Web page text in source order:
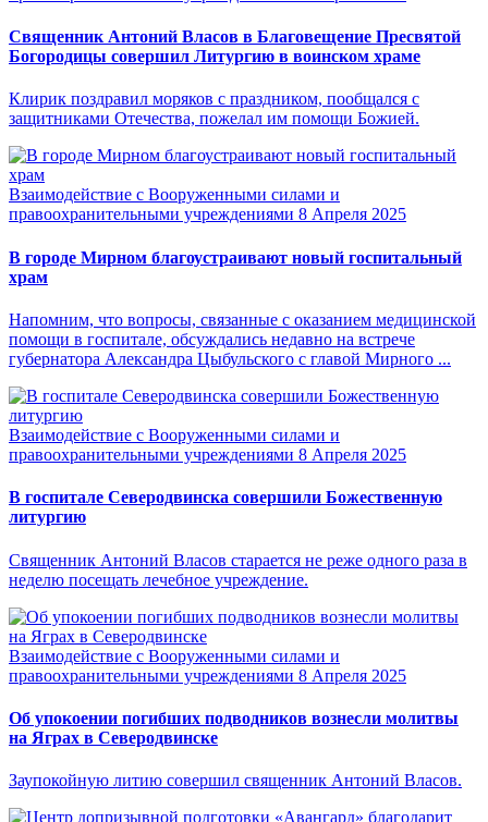
Священник Антоний Власов в Благовещение Пресвятой
Богородицы совершил Литургию в воинском храме
Клирик поздравил моряков с праздником, пообщался с
защитниками Отечества, пожелал им помощи Божией.
Взаимодействие с Вооруженными силами и
правоохранительными учреждениями 8 Апреля 2025
В городе Мирном благоустраивают новый госпитальный
храм
Напомним, что вопросы, связанные с оказанием медицинской
помощи в госпитале, обсуждались недавно на встрече
губернатора Александра Цыбульского с главой Мирного ...
Взаимодействие с Вооруженными силами и
правоохранительными учреждениями 8 Апреля 2025
В госпитале Северодвинска совершили Божественную
литургию
Священник Антоний Власов старается не реже одного раза в
неделю посещать лечебное учреждение.
Взаимодействие с Вооруженными силами и
правоохранительными учреждениями 8 Апреля 2025
Об упокоении погибших подводников вознесли молитвы
на Яграх в Северодвинске
Заупокойную литию совершил священник Антоний Власов.